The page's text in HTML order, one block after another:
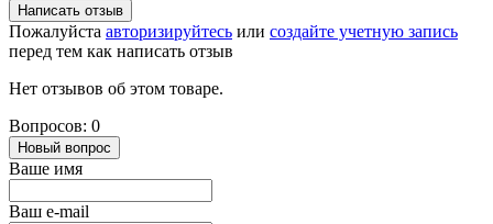
Написать отзыв
Пожалуйста авторизируйтесь или создайте учетную запись
перед тем как написать отзыв
Нет отзывов об этом товаре.
Вопросов: 0
Новый вопрос
Ваше имя
Ваш e-mail